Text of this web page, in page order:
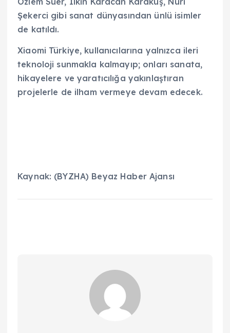
Şekerci gibi sanat dünyasından ünlü isimler
de katıldı.
Xiaomi Türkiye, kullanıcılarına yalnızca ileri
teknoloji sunmakla kalmayıp; onları sanata,
hikayelere ve yaratıcılığa yakınlaştıran
projelerle de ilham vermeye devam edecek.
Kaynak: (BYZHA) Beyaz Haber Ajansı